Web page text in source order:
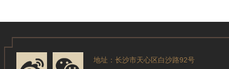
地址：长沙市天心区白沙路92号